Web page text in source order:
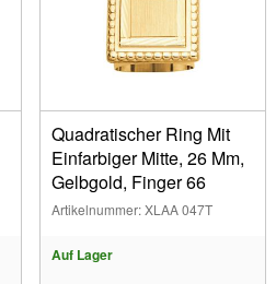
Quadratischer Ring Mit
Einfarbiger Mitte, 26 Mm,
Gelbgold, Finger 66
Artikelnummer: XLAA 047T
Auf Lager